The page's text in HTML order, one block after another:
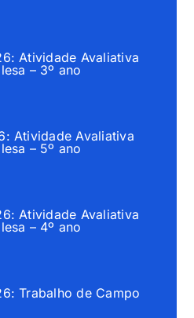
Atividade Avaliativa
– 3º ano
Atividade Avaliativa
– 5º ano
Atividade Avaliativa
– 4º ano
Trabalho de Campo